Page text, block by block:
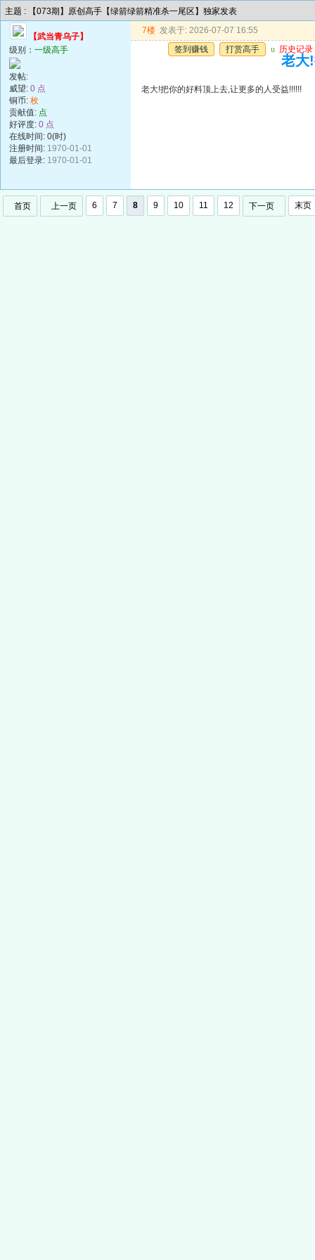
主题 : 【073期】原创高手【绿箭绿箭精准杀一尾区】独家发表
【武当青乌子】
级别： 一级高手
发帖:
威望: 0 点
铜币: 枚
贡献值: 点
好评度: 0 点
在线时间: 0(时)
注册时间: 1970-01-01
最后登录: 1970-01-01
7楼 发表于: 2026-07-07 16:55
签到赚钱
打赏高手 u 历史记录
老大
老大!把你的好料顶上去,让更多的人受益!!!!!!
首页 上一页 6 7 8 9 10 11 12 下一页 末页